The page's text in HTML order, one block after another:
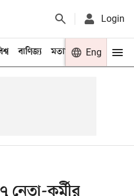
Login
বাণিজ্য মতামত খেলা
Eng
নেতা-কর্মীর